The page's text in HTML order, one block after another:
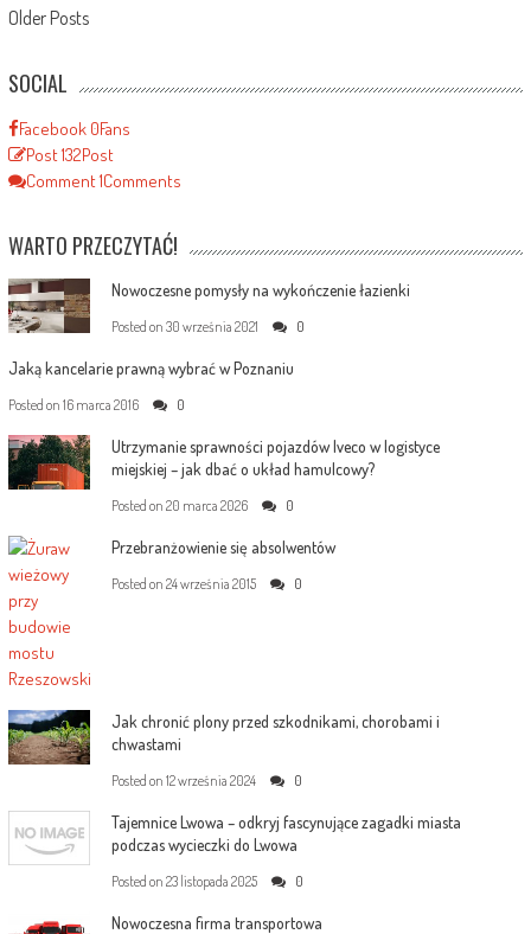
Posts
navigation
Older Posts
SOCIAL
Facebook 0Fans
Post132Post
Comment1Comments
WARTO PRZECZYTAĆ!
Nowoczesne pomysły na wykończenie łazienki
Posted on 30 września 2021 0
Jaką kancelarie prawną wybrać w Poznaniu
Posted on 16 marca 2016 0
Utrzymanie sprawności pojazdów Iveco w logistyce
miejskiej – jak dbać o układ hamulcowy?
Posted on 20 marca 2026 0
Przebranżowienie się absolwentów
Posted on 24 września 2015 0
Jak chronić plony przed szkodnikami, chorobami i
chwastami
Posted on 12 września 2024 0
Tajemnice Lwowa – odkryj fascynujące zagadki miasta
podczas wycieczki do Lwowa
Posted on 23 listopada 2025 0
Nowoczesna firma transportowa